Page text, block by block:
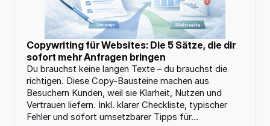
Copywriting für Websites: Die 5 Sätze, die dir
sofort mehr Anfragen bringen
Du brauchst keine langen Texte – du brauchst die
richtigen. Diese Copy-Bausteine machen aus
Besuchern Kunden, weil sie Klarheit, Nutzen und
Vertrauen liefern. Inkl. klarer Checkliste, typischer
Fehler und sofort umsetzbarer Tipps für…